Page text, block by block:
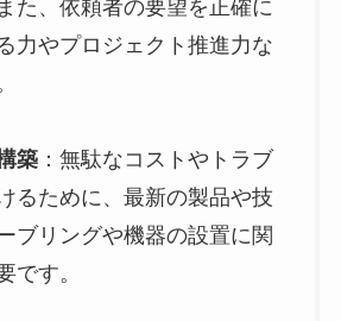
た、依頼者の要望を正確に
力やプロジェクト推進力な
築：無駄なコストやトラブ
るために、最新の製品や技
ブリングや機器の設置に関
です。